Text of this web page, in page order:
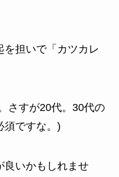
を担いで「カツカレ
さすが20代。30代の
須ですな。)
良いかもしれませ